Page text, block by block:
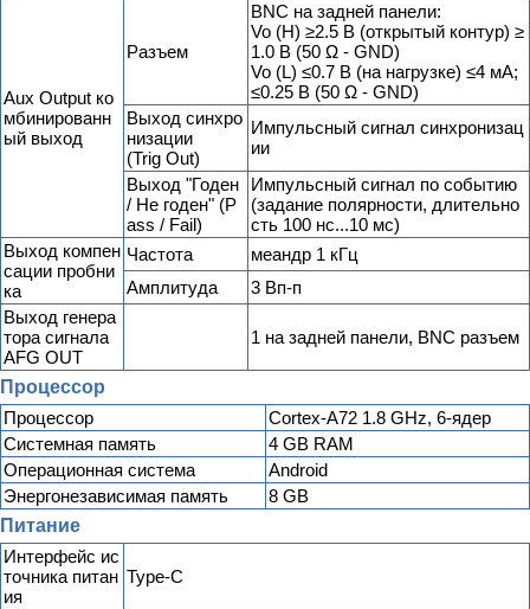
Aux Output ко
мбинированн
ый выход
Разъем
BNC на задней панели:
Vo (H) ≥2.5 В (открытый контур) ≥
1.0 В (50 Ω - GND)
Vo (L) ≤0.7 В (на нагрузке) ≤4 мА;
≤0.25 В (50 Ω - GND)
Выход синхро
низации
(Trig Out)
Импульсный сигнал синхронизац
ии
Выход "Годен
/ Не годен" (P
ass / Fail)
Импульсный сигнал по событию
(задание полярности, длительно
сть 100 нс...10 мс)
Выход компен
сации пробни
ка
Частота
меандр 1 кГц
Амплитуда
3 Вп-п
Выход генера
тора сигнала
AFG OUT
1 на задней панели, BNC разъем
Процессор
Процессор
Cortex-A72 1.8 GHz, 6-ядер
Системная память
4 GB RAM
Операционная система
Android
Энергонезависимая память
8 GB
Питание
Интерфейс ис
точника питан
ия
Type-C